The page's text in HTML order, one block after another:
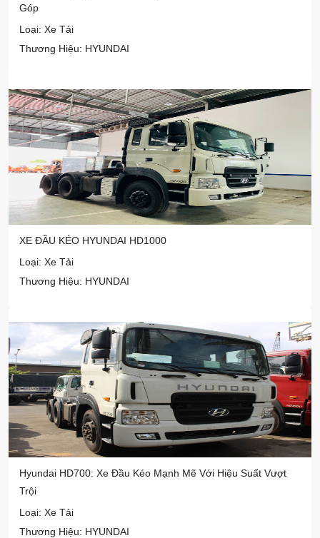
Góp
Loại: Xe Tải
Thương Hiệu: HYUNDAI
XE ĐẦU KÉO HYUNDAI HD1000
Loại: Xe Tải
Thương Hiệu: HYUNDAI
Hyundai HD700: Xe Đầu Kéo Mạnh Mẽ Với Hiệu Suất Vượt
Trội
Loại: Xe Tải
Thương Hiệu: HYUNDAI